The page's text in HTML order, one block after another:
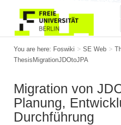
You are here: Foswiki > SE Web >
ThesisMigrationJDOtoJPA
Migration von
Planung,
Durchführung